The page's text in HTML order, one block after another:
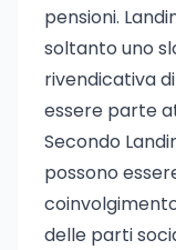
pensioni.
soltanto uno
rivendicativa
essere parte
Secondo
possono
delle parti